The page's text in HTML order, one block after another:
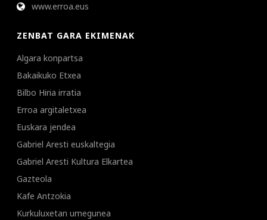
www.erroa.eus
ZENBAT GARA EKIMENAK
Algara konpartsa
Bakaikuko Etxea
Bilbo Hiria irratia
Erroa argitaletxea
Euskara jendea
Gabriel Aresti euskaltegia
Gabriel Aresti Kultura Elkartea
Gazteola
Kafe Antzokia
Kurkuluxetan umegunea